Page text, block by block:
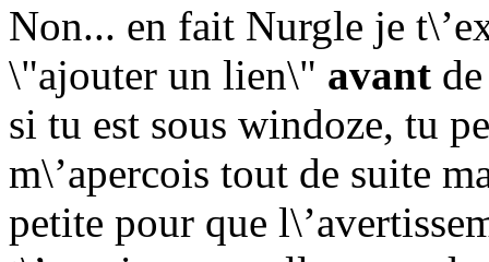
Non... en fait Nurgle je
\"ajouter un lien\" avant
si tu est sous windoze, tu
m\’apercois tout de suite
petite pour que